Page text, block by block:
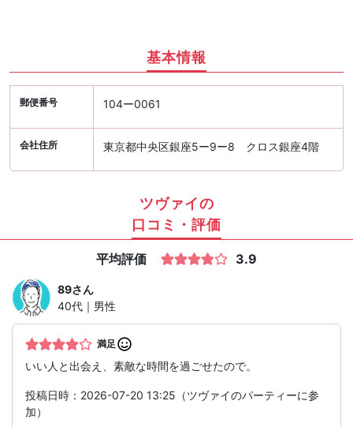
基本情報
郵便番号 104ー0061
会社住所 東京都中央区銀座5ー9ー8 クロス銀座4階
ツヴァイの
口コミ・評価
平均評価 3.9
89さん
40代｜男性
満足
いい人と出会え、素敵な時間を過ごせたので。
投稿日時：2026-07-20 13:25（ツヴァイのパーティーに参
加）